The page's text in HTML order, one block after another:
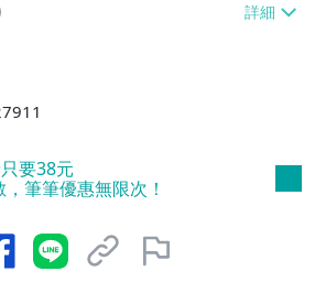
費】、萊爾富取貨付款【單件
5件或消費滿$1298免運
/貨運【單件運費$120、滿5件
要38元
筆筆優惠無限次！